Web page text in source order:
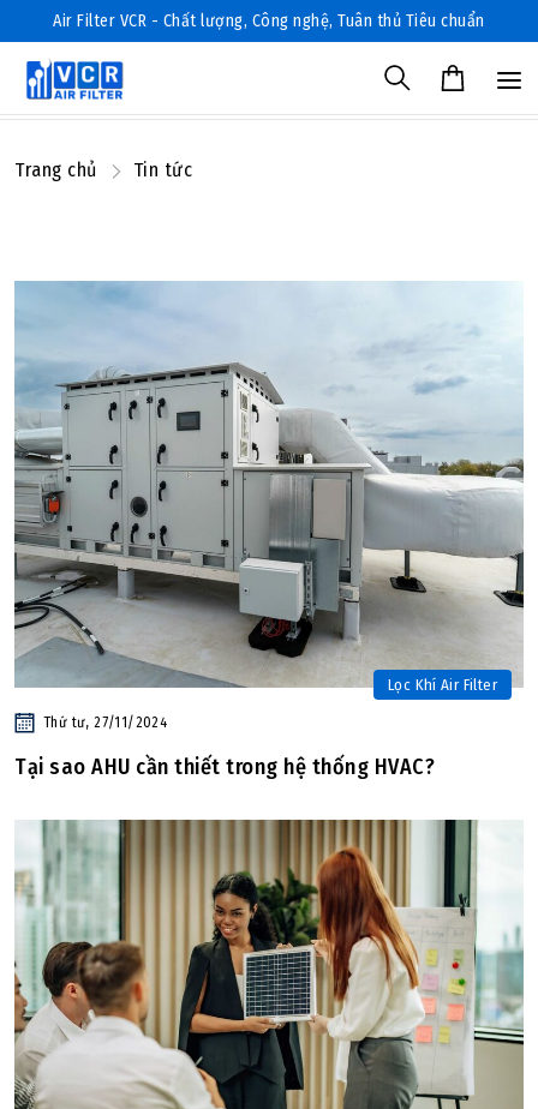
Air Filter VCR - Chất lượng, Công nghệ, Tuân thủ Tiêu chuẩn
Trang chủ Tin tức
Lọc Khí Air Filter
Thứ tư, 27/11/2024
Tại sao AHU cần thiết trong hệ thống HVAC?